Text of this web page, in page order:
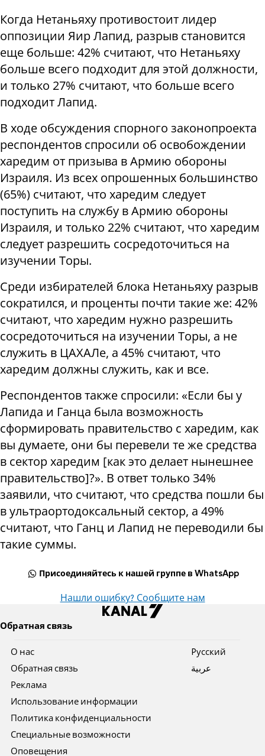
Когда Нетаньяху противостоит лидер
оппозиции Яир Лапид, разрыв становится
еще больше: 42% считают, что Нетаньяху
больше всего подходит для этой должности,
и только 27% считают, что больше всего
подходит Лапид.
В ходе обсуждения спорного законопроекта
респондентов спросили об освобождении
харедим от призыва в Армию обороны
Израиля. Из всех опрошенных большинство
(65%) считают, что харедим следует
поступить на службу в Армию обороны
Израиля, и только 22% считают, что харедим
следует разрешить сосредоточиться на
изучении Торы.
Среди избирателей блока Нетаньяху разрыв
сократился, и проценты почти такие же: 42%
считают, что харедим нужно разрешить
сосредоточиться на изучении Торы, а не
служить в ЦАХАЛе, а 45% считают, что
харедим должны служить, как и все.
Респондентов также спросили: «Если бы у
Лапида и Ганца была возможность
сформировать правительство с харедим, как
вы думаете, они бы перевели те же средства
в сектор харедим [как это делает нынешнее
правительство]?». В ответ только 34%
заявили, что считают, что средства пошли бы
в ультраортодоксальный сектор, а 49%
считают, что Ганц и Лапид не переводили бы
такие суммы.
Присоединяйтесь к нашей группе в WhatsApp
Нашли ошибку? Сообщите нам
Обратная связь
О нас
Обратная связь
Реклама
Использование информации
Политика конфиденциальности
Специальные возможности
Оповещения
Pусский
عربية